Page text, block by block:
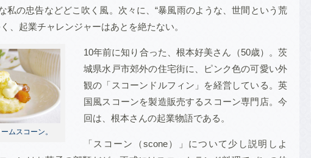
私の忠告などどこ吹く風。次々に、“暴風雨のような、世間という荒
、起業チャレンジャーはあとを絶たない。
ムスコーン。
10年前に知り合った、根本好美さん（50歳）。茨
城県水戸市郊外の住宅街に、ピンク色の可愛い外
観の「スコーンドルフィン」を経営している。英
国風スコーンを製造販売するスコーン専門店。今
回は、根本さんの起業物語である。
「スコーン（scone）」について少し説明しよ